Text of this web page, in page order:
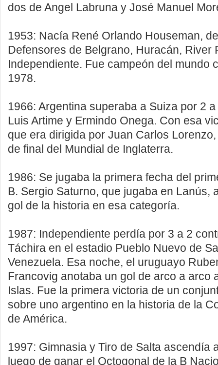
dos de Angel Labruna y José Manuel
1953: Nacía René Orlando Houseman,
Defensores de Belgrano, Huracán, River
Independiente. Fue campeón del mundo
1978.
1966: Argentina superaba a Suiza por 2
Luis Artime y Ermindo Onega. Con esa
que era dirigida por Juan Carlos
de final del Mundial de Inglaterra.
1986: Se jugaba la primera fecha del
B. Sergio Saturno, que jugaba en Lanús,
gol de la historia en esa categoría.
1987: Independiente perdía por 3 a 2
Táchira en el estadio Pueblo Nuevo de
Venezuela. Esa noche, el uruguayo
Francovig anotaba un gol de arco a arco
Islas. Fue la primera victoria de un
sobre uno argentino en la historia de la
de América.
1997: Gimnasia y Tiro de Salta ascendía
luego de ganar el Octogonal de la B